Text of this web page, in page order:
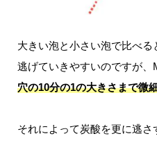
大きい泡と小さい泡で比べ
逃げていきやすいのですが、
穴の10分の1の大きさまで微
それによって炭酸を更に逃さ